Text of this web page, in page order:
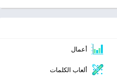
أعمال
ألعاب الكلمات